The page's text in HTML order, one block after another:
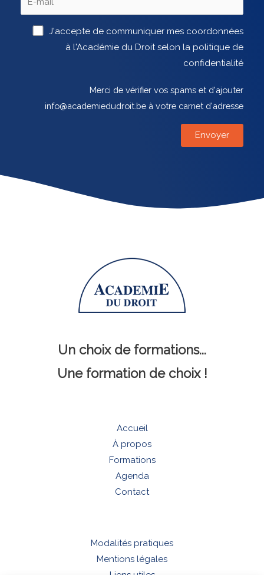
J'accepte de communiquer mes coordonnées
à l'Académie du Droit selon la politique de
confidentialité
Merci de vérifier vos spams et d'ajouter
info@academiedudroit.be à votre carnet d'adresse
Un choix de formations...
Une formation de choix !
Accueil
À propos
Formations
Agenda
Contact
Modalités pratiques
Mentions légales